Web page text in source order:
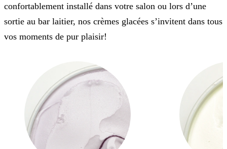
confortablement installé dans votre salon ou lors d’une
sortie au bar laitier, nos crèmes glacées s’invitent dans tous
vos moments de pur plaisir!